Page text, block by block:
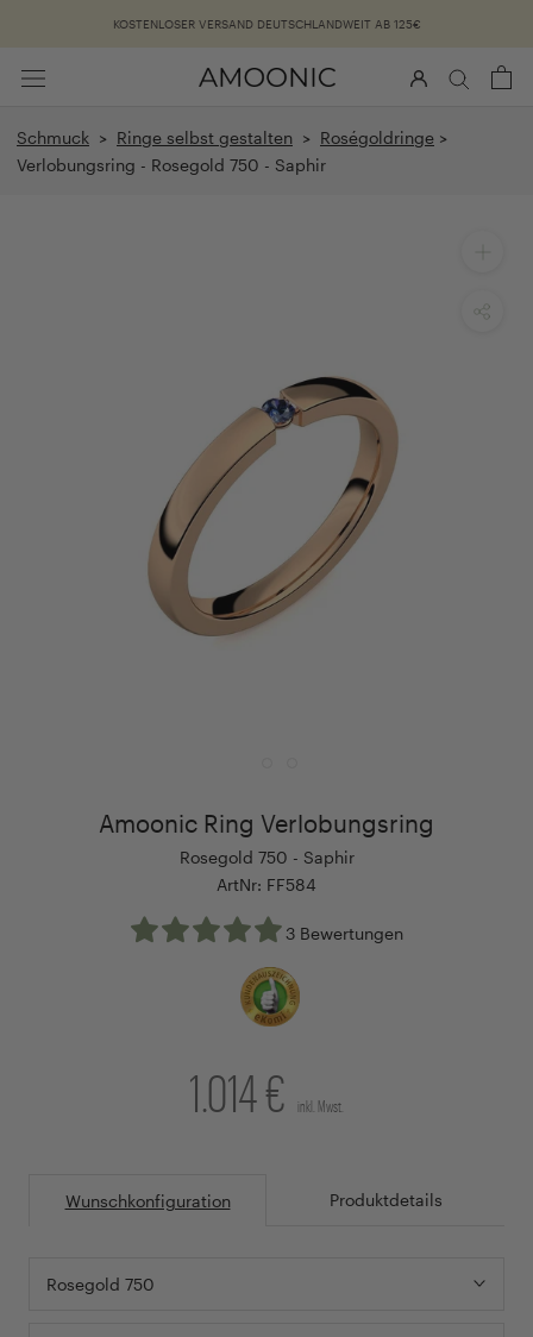
KOSTENLOSER VERSAND DEUTSCHLANDWEIT AB 125€
Schmuck > Ringe selbst gestalten > Roségoldringe >
Verlobungsring - Rosegold 750 - Saphir
Amoonic Ring Verlobungsring
Rosegold 750 - Saphir
ArtNr: FF584
3 Bewertungen
1.014 € inkl. Mwst.
Wunschkonfiguration Produktdetails
Rosegold 750